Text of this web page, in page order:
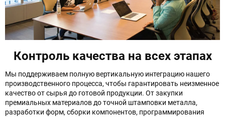
Контроль качества на всех этапах
Мы поддерживаем полную вертикальную интеграцию нашего
производственного процесса, чтобы гарантировать неизменное
качество от сырья до готовой продукции. От закупки
премиальных материалов до точной штамповки металла,
разработки форм, сборки компонентов, программирования